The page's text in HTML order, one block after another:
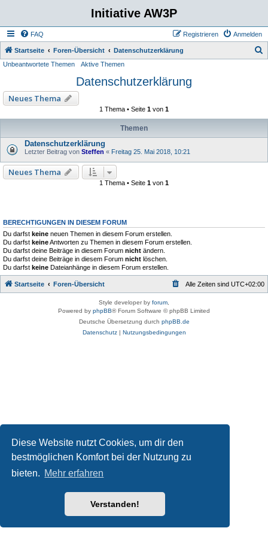
Diese Website nutzt Cookies, um dir den
bestmöglichen Komfort bei der Nutzung zu
bieten. Mehr erfahren
Verstanden!
Initiative AW3P
FAQ Anmelden
Registrieren
Startseite Foren-Übersicht Datenschutzerklärung
Unbeantwortete Themen Aktive Themen
Datenschutzerklärung
Neues Thema
1 Thema • Seite 1 von 1
Themen
Datenschutzerklärung
Letzter Beitrag von Steffen « Freitag 25. Mai 2018, 10:21
Neues Thema
1 Thema • Seite 1 von 1
BERECHTIGUNGEN IN DIESEM FORUM
Du darfst keine neuen Themen in diesem Forum erstellen.
Du darfst keineAntworten zu Themen in diesem Forum erstellen.
Du darfst deine Beiträge in diesem Forum nicht ändern.
Du darfst deine Beiträge in diesem Forum nicht löschen.
Du darfst keine Dateianhänge in diesem Forum erstellen.
Startseite Foren-Übersicht Alle Zeiten sind UTC+02:00
Style developer by forum
Powered by phpBB® Forum Software © phpBB Limited
Deutsche Übersetzung durch phpBB.de
Datenschutz| Nutzungsbedingungen